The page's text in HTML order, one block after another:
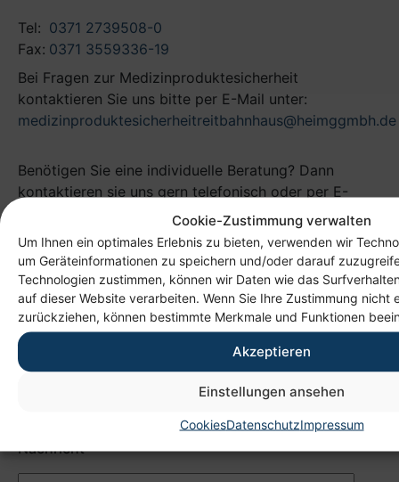
Cookie-Zustimmung verwalten
Um Ihnen ein optimales Erlebnis zu bieten, verwenden wir
um Geräteinformationen zu speichern und/oder darauf
Technologien zustimmen, können wir Daten wie das
auf dieser Website verarbeiten. Wenn Sie Ihre Zustimmung nicht
zurückziehen, können bestimmte Merkmale und Funktionen
Akzeptieren
Einstellungen ansehen
CookiesDatenschutzImpressum
Tel: 0371 2739508-0
Fax: 0371 3559336-19
Bei Fragen zur Medizinproduktesicherheit
kontaktieren Sie uns bitte per E-Mail unter:
medizinproduktesicherheitreitbahnhaus@heimggmbh.de
Benötigen Sie eine individuelle Beratung? Dann
kontaktieren sie uns gern telefonisch oder per E-
Mail. Unser freundliches Personal hilft Ihnen gern
weiter.
Ihr Name
Ihre E-Mail Adresse
Nachricht